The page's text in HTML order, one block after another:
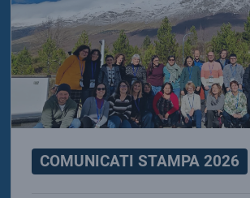
COMUNICATI STAMPA 2026